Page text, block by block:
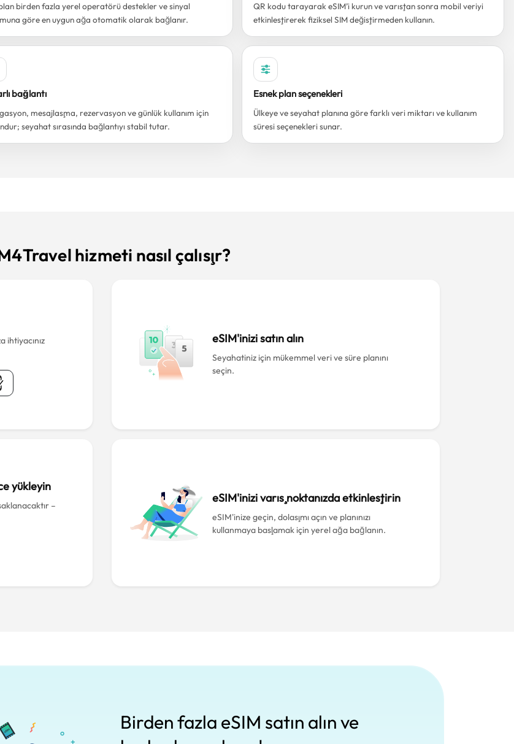
birden fazla yerel operatörü destekler ve sinyal
göre en uygun ağa otomatik olarak bağlanır.
QR kodu tarayarak eSIM’i kurun ve varıştan sonra mobil veriyi
etkinleştirerek fiziksel SIM değiştirmeden kullanın.
bağlantı
mesajlaşma, rezervasyon ve günlük kullanım için
seyahat sırasında bağlantıyı stabil tutar.
Esnek plan seçenekleri
Ülkeye ve seyahat planına göre farklı veri miktarı ve kullanım
süresi seçenekleri sunar.
hizmeti nasıl çalışır?
ihtiyacınız
eSIM'inizi satın alın
Seyahatiniz için mükemmel veri ve süre planını
seçin.
yükleyin
–
eSIM'inizi varış noktanızda etkinleştirin
eSIM'inize geçin, dolaşımı açın ve planınızı
kullanmaya başlamak için yerel ağa bağlanın.
Birden fazla eSIM satın alın ve